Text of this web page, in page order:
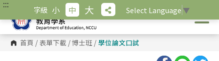
跳
主
內
容
::: 字級 小 中 大 Select Language ▼
首頁 / 表單下載 /博士班 / 學位論文口試